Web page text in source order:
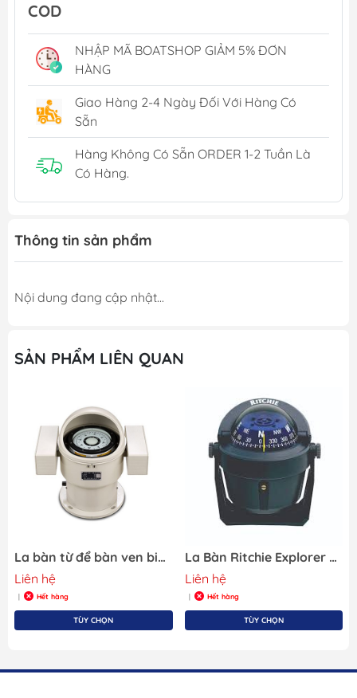
COD
NHẬP MÃ BOATSHOP GIẢM 5% ĐƠN
HÀNG
Giao Hàng 2-4 Ngày Đối Với Hàng Có
Sẵn
Hàng Không Có Sẵn ORDER 1-2 Tuần Là
Có Hàng.
Thông tin sản phẩm
Nội dung đang cập nhật...
SẢN PHẨM LIÊN QUAN
La bàn từ để bàn ven biển xuôi gió CPT-130Avỏ nhôm la bàn chuyên nghiệp chứng nhận CCS kim bắc
Liên hệ
Hết hàng
TÙY CHỌN
La Bàn Ritchie Explorer Bracket Mount B51, Màu Đen
Liên hệ
Hết hàng
TÙY CHỌN